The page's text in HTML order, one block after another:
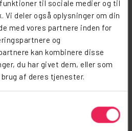
til sociale medier og til
Vi deler også oplysninger om din
med vores partnere inden for
og
kan kombinere disse
du har givet dem, eller som
af deres tjenester.